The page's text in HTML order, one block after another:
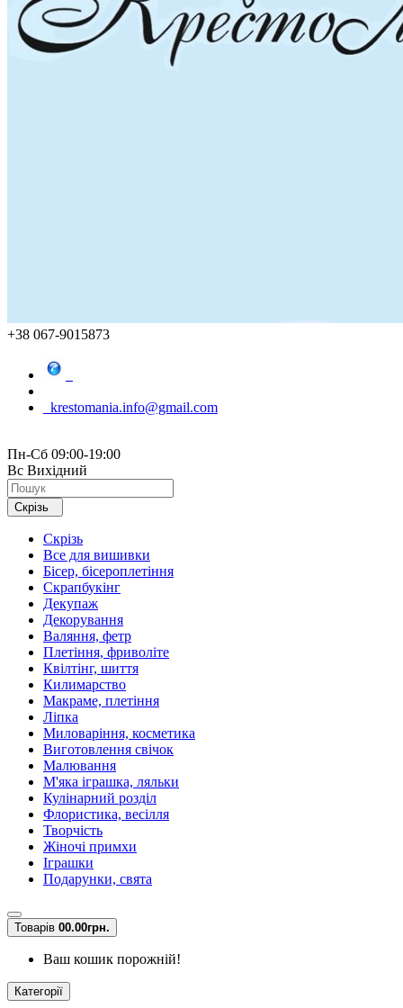
+38 067-9015873
krestomania.info@gmail.com
Пн-Сб 09:00-19:00
Вс Вихідний
Скрізь
Скрізь
Все для вишивки
Бісер, бісероплетіння
Скрапбукінг
Декупаж
Декорування
Валяння, фетр
Плетіння, фриволіте
Квілтінг, шиття
Килимарство
Макраме, плетіння
Ліпка
Миловаріння, косметика
Виготовлення свічок
Малювання
М'яка іграшка, ляльки
Кулінарний розділ
Флористика, весілля
Творчість
Жіночі примхи
Іграшки
Подарунки, свята
Товарів 00.00грн.
Ваш кошик порожній!
Категорії